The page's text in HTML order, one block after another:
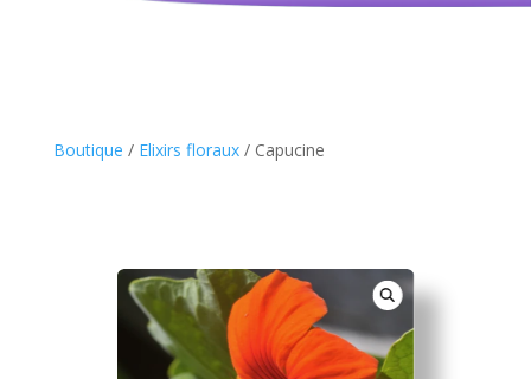
Boutique / Elixirs floraux/ Capucine